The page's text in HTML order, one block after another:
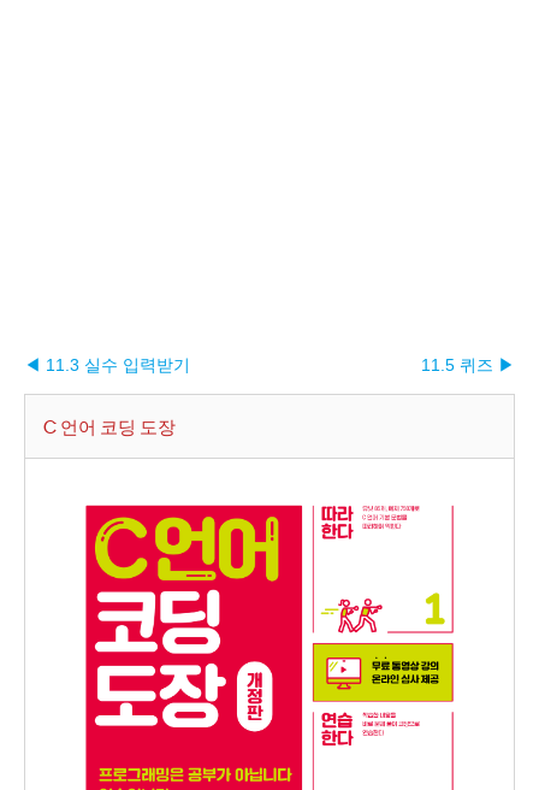
◀ 11.3 실수 입력받기 11.5 퀴즈 ▶︎
C 언어 코딩 도장